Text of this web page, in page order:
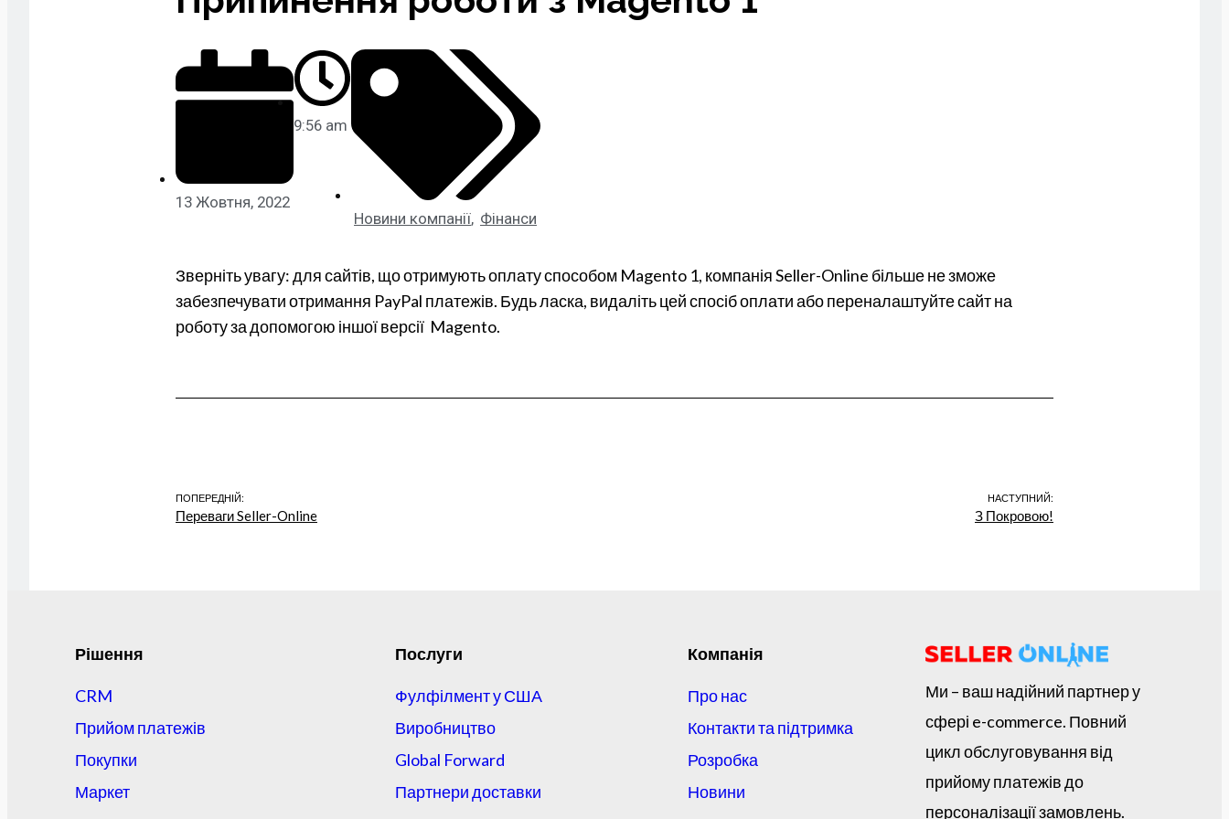
13 Жовтня, 2022
9:56 am
Новини компанії, Фінанси
Зверніть увагу: для сайтів, що отримують оплату способом Magento 1, компанія Seller-Online більше не зможе
забезпечувати отримання PayPal платежів. Будь ласка, видаліть цей спосіб оплати або переналаштуйте сайт на
роботу за допомогою іншої версії Magento.
ПОПЕРЕДНІЙ:
Переваги Seller-Online
НАСТУПНИЙ:
З Покровою!
Рішення
CRM
Прийом платежів
Покупки
Маркет
Послуги
Фулфілмент у США
Виробництво
Global Forward
Партнери доставки
Компанія
Про нас
Контакти та підтримка
Розробка
Новини
Ми – ваш надійний партнер у
сфері e-commerce. Повний
цикл обслуговування від
прийому платежів до
персоналізації замовлень.